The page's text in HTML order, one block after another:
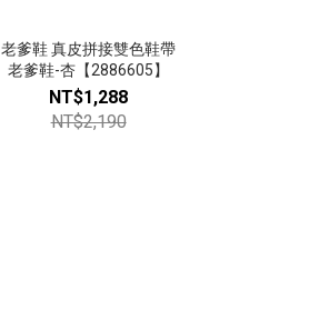
老爹鞋 真皮拼接雙色鞋帶
老爹鞋-杏【2886605】
NT$1,288
NT$2,190